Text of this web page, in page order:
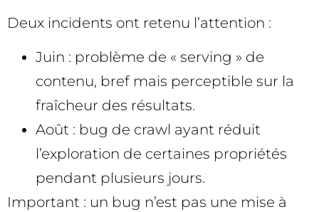
Deux incidents ont retenu l’attention :
Juin : problème de « serving » de
contenu, bref mais perceptible sur la
fraîcheur des résultats.
Août : bug de crawl ayant réduit
l’exploration de certaines propriétés
pendant plusieurs jours.
Important : un bug n’est pas une mise à